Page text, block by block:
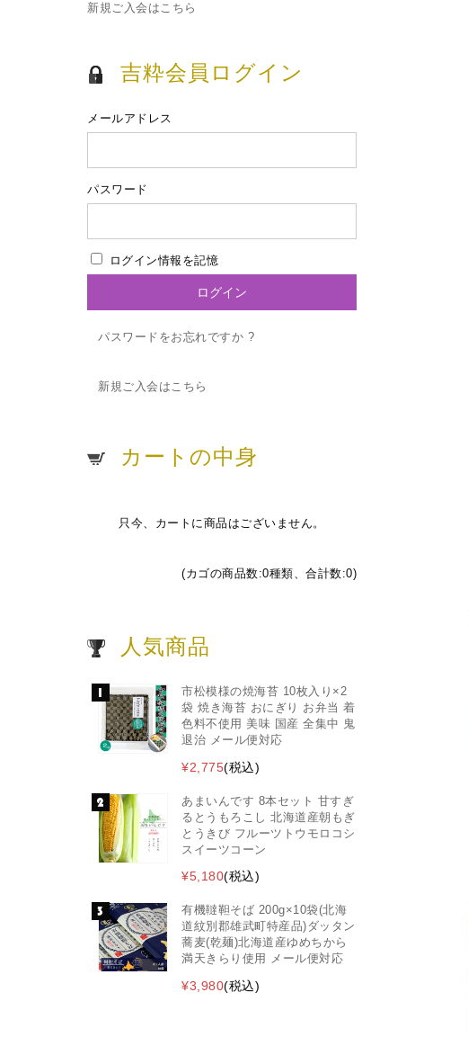
新規ご入会はこちら
吉粋会員ログイン
メールアドレス
パスワード
ログイン情報を記憶
パスワードをお忘れですか ?
新規ご入会はこちら
カートの中身
只今、カートに商品はございません。
(カゴの商品数:0種類、合計数:0)
人気商品
市松模様の焼海苔 10枚入り×2
袋 焼き海苔 おにぎり お弁当 着
色料不使用 美味 国産 全集中 鬼
退治 メール便対応
¥2,775(税込)
あまいんです 8本セット 甘すぎ
るとうもろこし 北海道産朝もぎ
とうきび フルーツトウモロコシ
スイーツコーン
¥5,180(税込)
有機韃靼そば 200g×10袋(北海
道紋別郡雄武町特産品)ダッタン
蕎麦(乾麺)北海道産ゆめちから
満天きらり使用 メール便対応
¥3,980(税込)